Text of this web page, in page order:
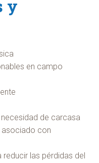
y
en campo
de carcasa
asociado con
las pérdidas del